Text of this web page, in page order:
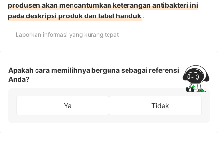
produsen akan mencantumkan keterangan antibakteri ini
pada deskripsi produk dan label handuk.
Laporkan informasi yang kurang tepat
Apakah cara memilihnya berguna sebagai referensi
Anda?
Ya Tidak